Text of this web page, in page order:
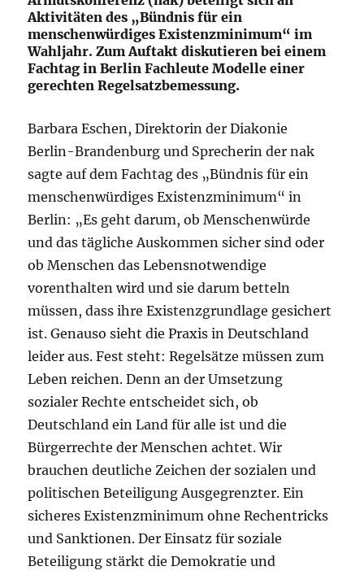
Aktivitäten des „Bündnis für ein
menschenwürdiges Existenzminimum“ im
Wahljahr. Zum Auftakt diskutieren bei einem
Fachtag in Berlin Fachleute Modelle einer
gerechten Regelsatzbemessung.
Barbara Eschen, Direktorin der Diakonie
Berlin-Brandenburg und Sprecherin der nak
sagte auf dem Fachtag des „Bündnis für ein
menschenwürdiges Existenzminimum“ in
Berlin: „Es geht darum, ob Menschenwürde
und das tägliche Auskommen sicher sind oder
ob Menschen das Lebensnotwendige
vorenthalten wird und sie darum betteln
müssen, dass ihre Existenzgrundlage gesichert
ist. Genauso sieht die Praxis in Deutschland
leider aus. Fest steht: Regelsätze müssen zum
Leben reichen. Denn an der Umsetzung
sozialer Rechte entscheidet sich, ob
Deutschland ein Land für alle ist und die
Bürgerrechte der Menschen achtet. Wir
brauchen deutliche Zeichen der sozialen und
politischen Beteiligung Ausgegrenzter. Ein
sicheres Existenzminimum ohne Rechentricks
und Sanktionen. Der Einsatz für soziale
Beteiligung stärkt die Demokratie und